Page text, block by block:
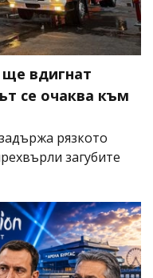
ще вдигнат
се очаква към
рязкото
загубите